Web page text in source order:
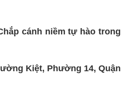
cánh niềm tự hào trong
Kiệt, Phường 14, Quận